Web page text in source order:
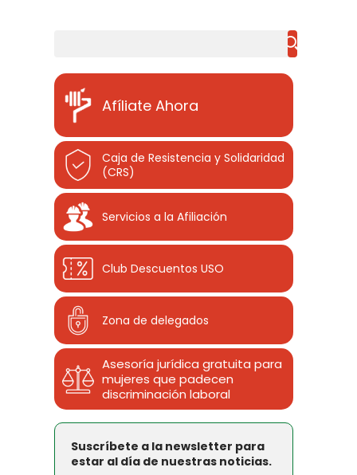
Afíliate Ahora
Caja de Resistencia y Solidaridad
(CRS)
Servicios a la Afiliación
Club Descuentos USO
Zona de delegados
Asesoría jurídica gratuita para
mujeres que padecen
discriminación laboral
Suscríbete a la newsletter para
estar al día de nuestras noticias.